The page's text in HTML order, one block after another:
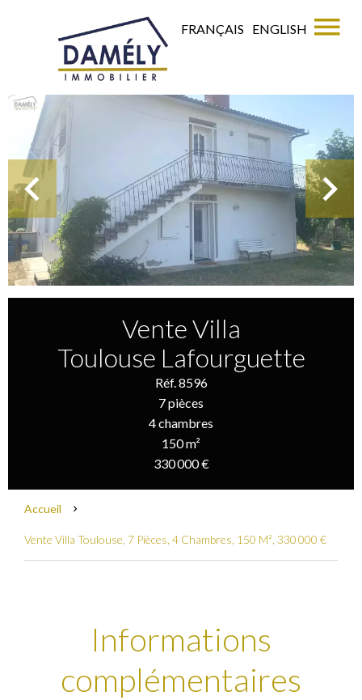
FRANÇAIS ENGLISH
Vente Villa
Toulouse Lafourguette
Réf. 8596
7 pièces
4 chambres
150 m²
330 000 €
Accueil
Vente Villa Toulouse, 7 Pièces, 4 Chambres, 150 M², 330 000 €
Informations
complémentaires